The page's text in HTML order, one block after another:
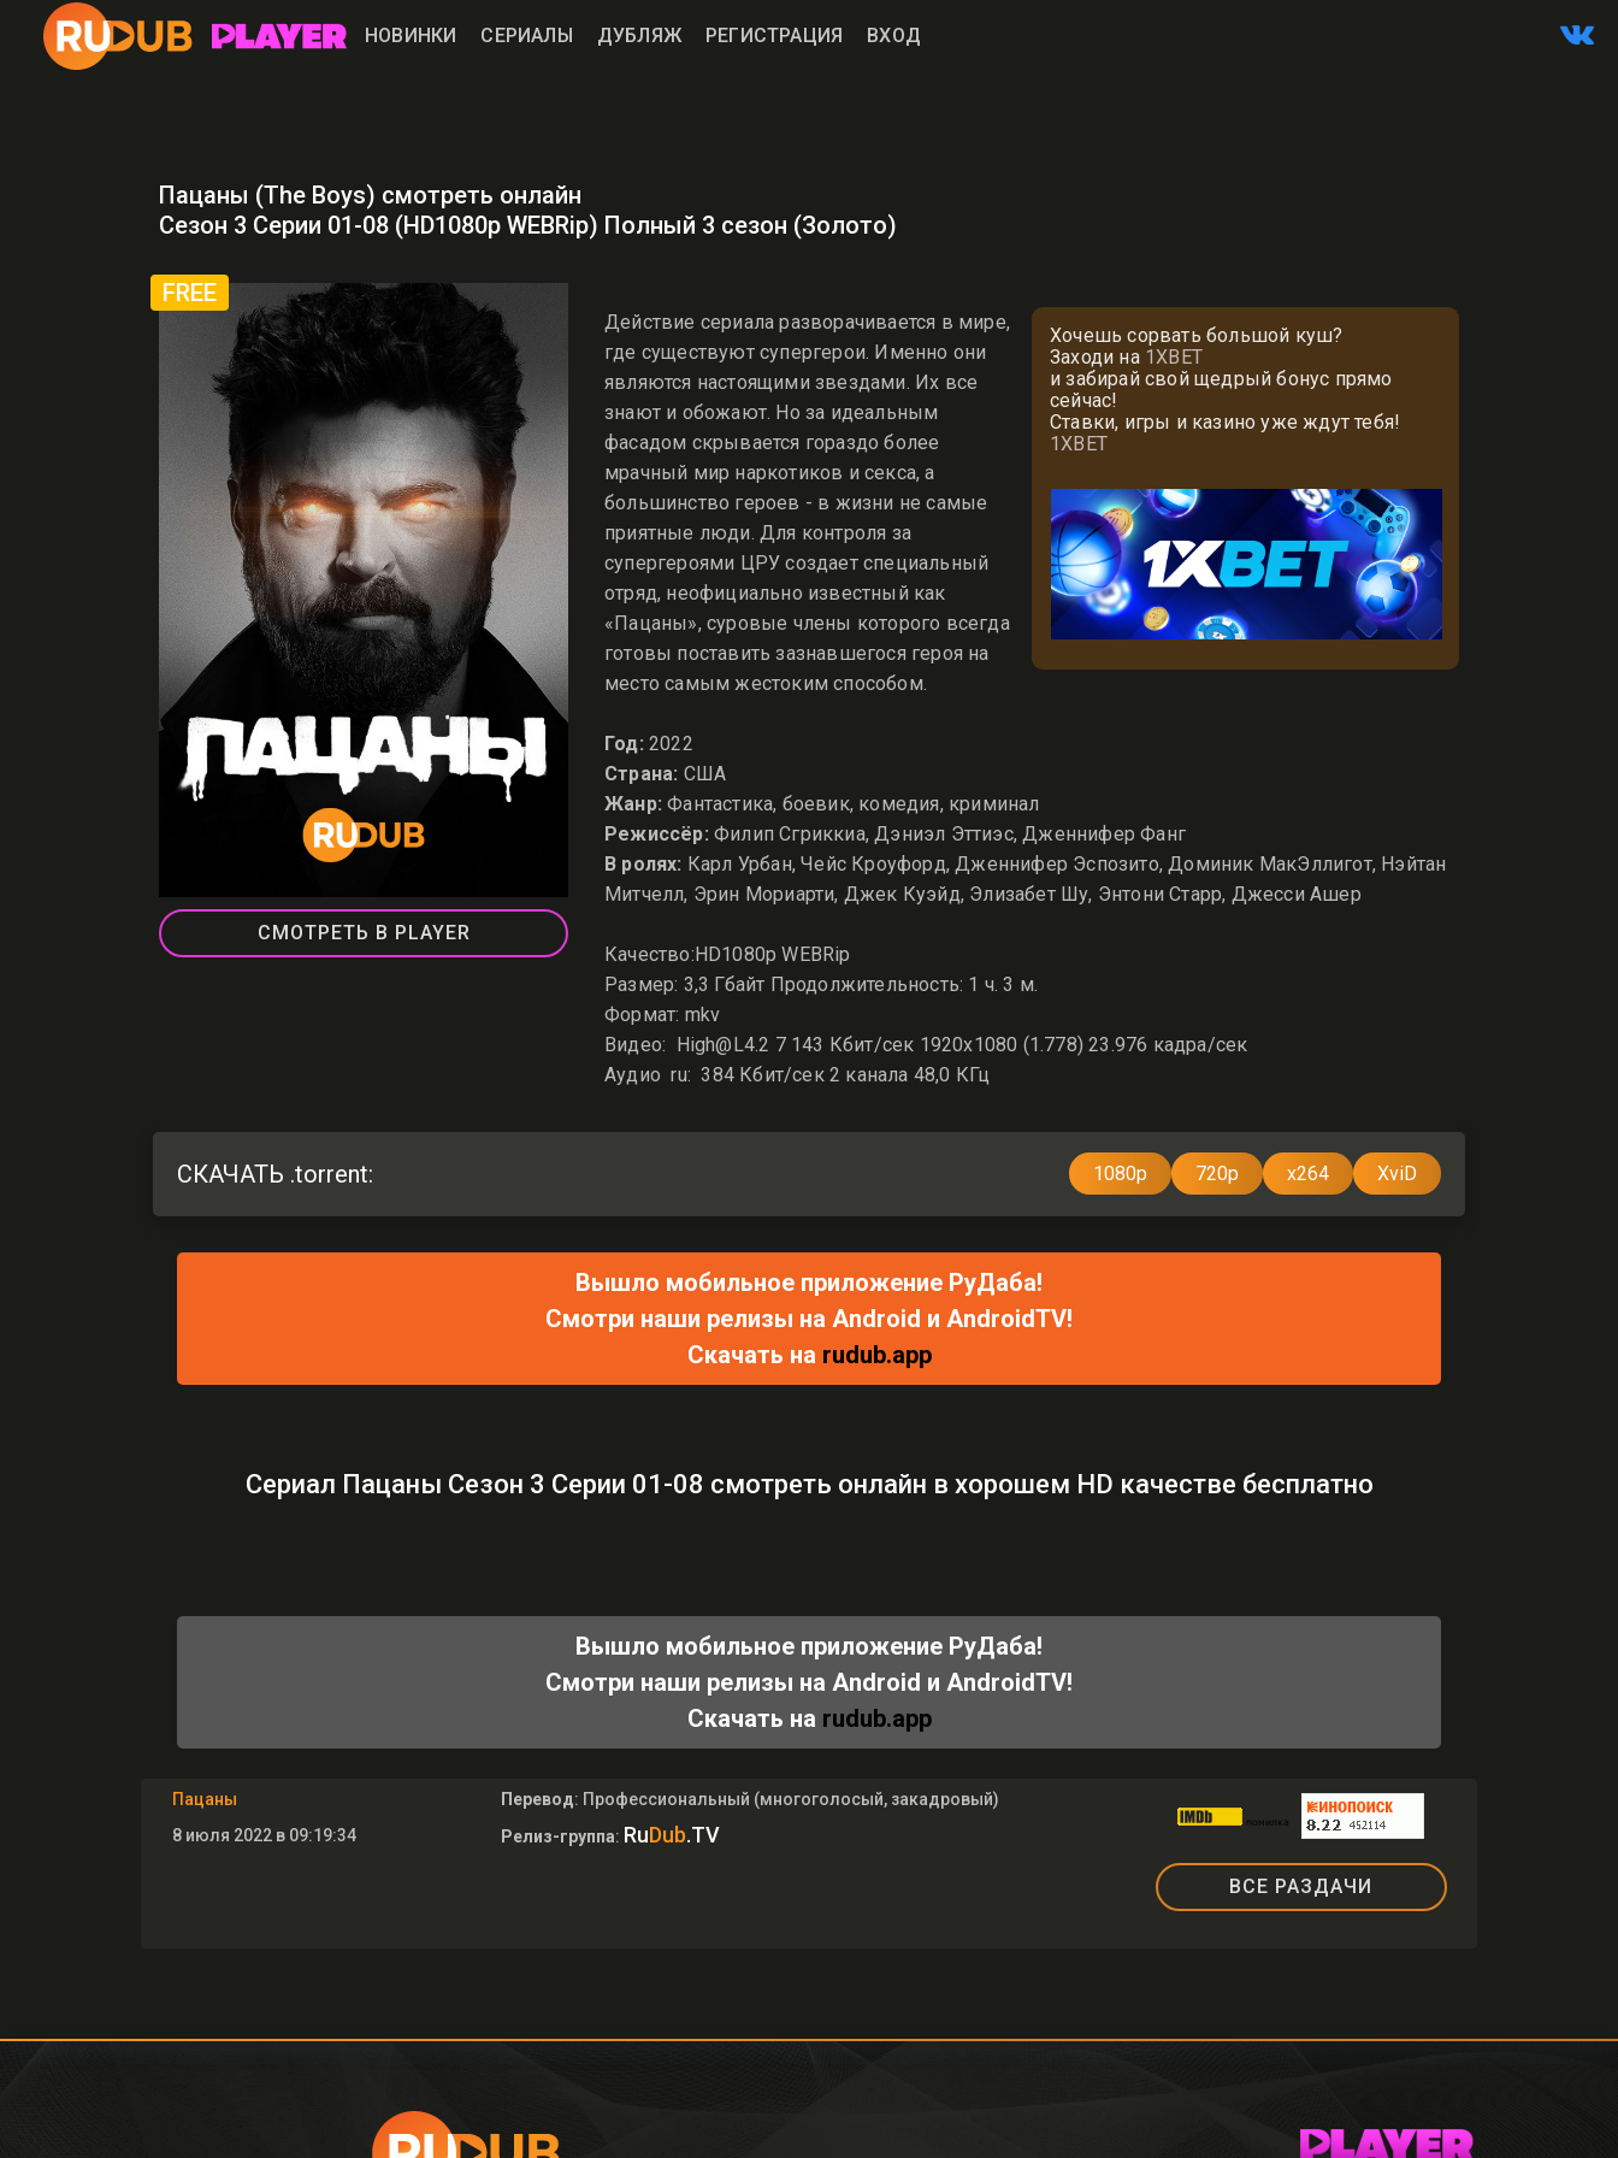
НОВИНКИ СЕРИАЛЫ ДУБЛЯЖ РЕГИСТРАЦИЯ ВХОД
Пацаны (The Boys) смотреть онлайн
Сезон 3 Серии 01-08 (HD1080p WEBRip) Полный 3 сезон (Золото)
FREE
СМОТРЕТЬ В PLAYER
Хочешь сорвать большой куш?
Заходи на 1XBET
и забирай свой щедрый бонус прямо
сейчас!
Ставки, игры и казино уже ждут тебя!
1XBET
Действие сериала разворачивается в мире,
где существуют супергерои. Именно они
являются настоящими звездами. Их все
знают и обожают. Но за идеальным
фасадом скрывается гораздо более
мрачный мир наркотиков и секса, а
большинство героев - в жизни не самые
приятные люди. Для контроля за
супергероями ЦРУ создает специальный
отряд, неофициально известный как
«Пацаны», суровые члены которого всегда
готовы поставить зазнавшегося героя на
место самым жестоким способом.
Год: 2022
Страна: США
Жанр: Фантастика, боевик, комедия, криминал
Режиссёр: Филип Сгриккиа, Дэниэл Эттиэс, Дженнифер Фанг
В ролях: Карл Урбан, Чейс Кроуфорд, Дженнифер Эспозито, Доминик МакЭллигот, Нэйтан
Митчелл, Эрин Мориарти, Джек Куэйд, Элизабет Шу, Энтони Старр, Джесси Ашер
Качество:HD1080p WEBRip
Размер: 3,3 Гбайт Продолжительность: 1 ч. 3 м.
Формат: mkv
Видео: High@L4.2 7 143 Кбит/сек 1920x1080 (1.778) 23.976 кадра/сек
Аудио ru: 384 Кбит/сек 2 канала 48,0 КГц
СКАЧАТЬ .torrent: 1080p 720p x264 XviD
Вышло мобильное приложение РуДаба!
Смотри наши релизы на Android и AndroidTV!
Скачать на rudub.app
Сериал Пацаны Сезон 3 Серии 01-08 смотреть онлайн в хорошем HD качестве бесплатно
Вышло мобильное приложение РуДаба!
Смотри наши релизы на Android и AndroidTV!
Скачать на rudub.app
Пацаны
8 июля 2022 в 09:19:34
Перевод: Профессиональный (многоголосый, закадровый)
Релиз-группа: RuDub.TV
ВСЕ РАЗДАЧИ